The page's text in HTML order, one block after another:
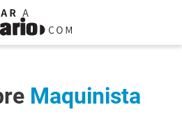
Maquinista